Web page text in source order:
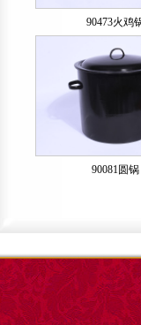
90473火鸡
90081圆锅